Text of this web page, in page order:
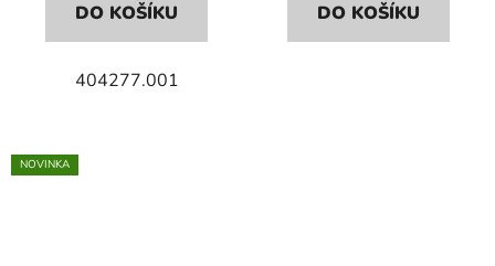
DO KOŠÍKU
404277.001
DO KOŠÍKU
NOVINKA